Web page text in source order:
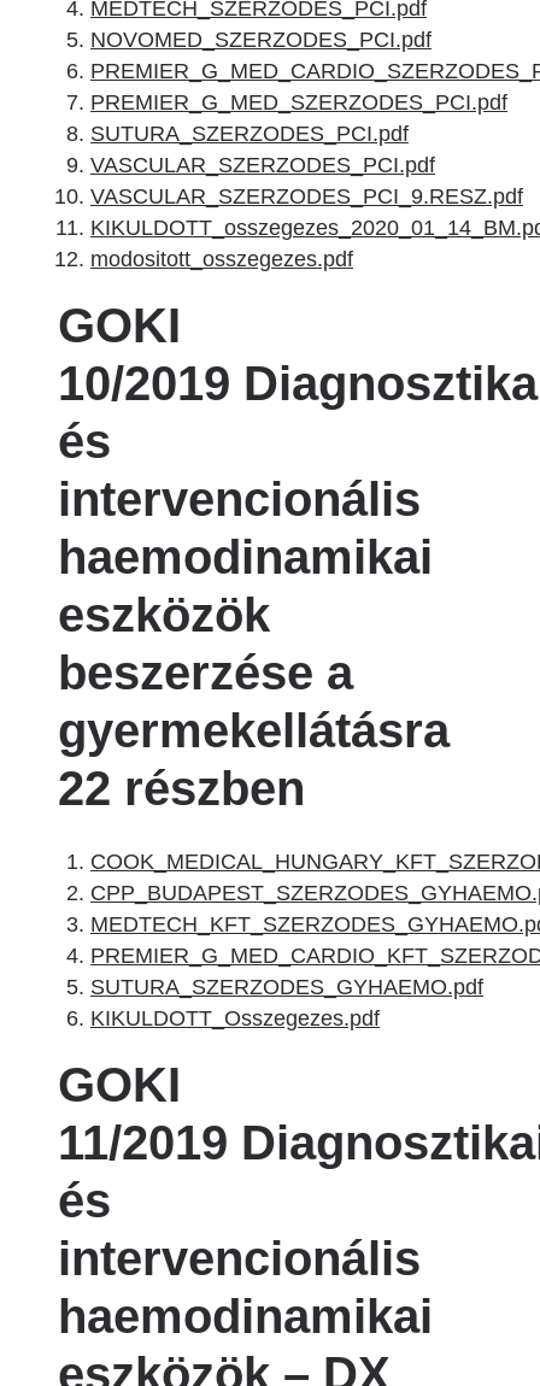
MEDTECH_SZERZODES_PCI.pdf
NOVOMED_SZERZODES_PCI.pdf
PREMIER_G_MED_SZERZODES_PCI.pdf
SUTURA_SZERZODES_PCI.pdf
VASCULAR_SZERZODES_PCI.pdf
VASCULAR_SZERZODES_PCI_9.RESZ.pdf
modositott_osszegezes.pdf
GOKI
10/2019
és
intervencionális
haemodinamikai
eszközök
beszerzése a
gyermekellátásra
22 részben
SUTURA_SZERZODES_GYHAEMO.pdf
KIKULDOTT_Osszegezes.pdf
GOKI
11/2019
és
intervencionális
haemodinamikai
eszközök – DX